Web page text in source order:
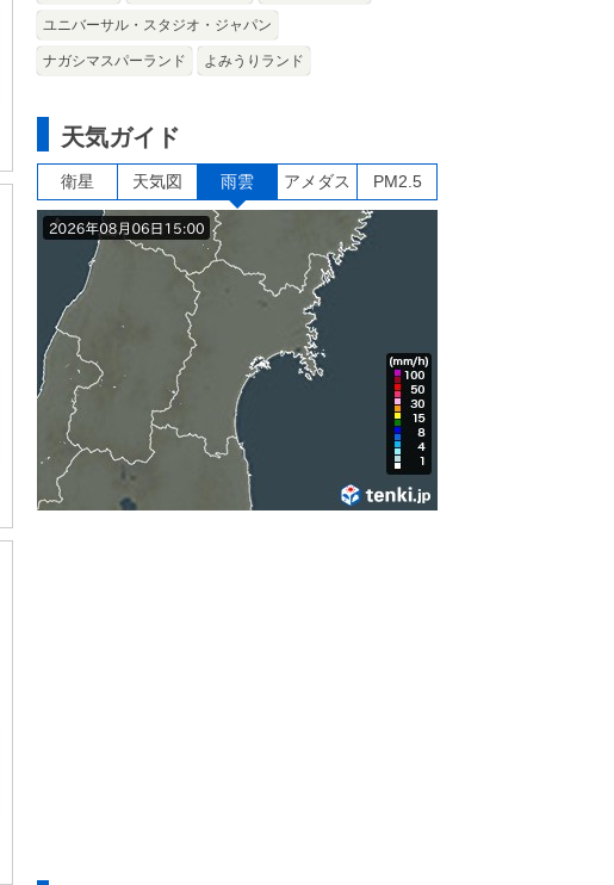
ユニバーサル・スタジオ・ジャパン
ナガシマスパーランド よみうりランド
天気ガイド
衛星 天気図 雨雲 アメダス PM2.5